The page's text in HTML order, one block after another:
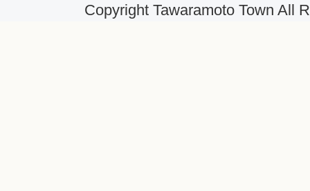
Copyright Tawaramoto Town All